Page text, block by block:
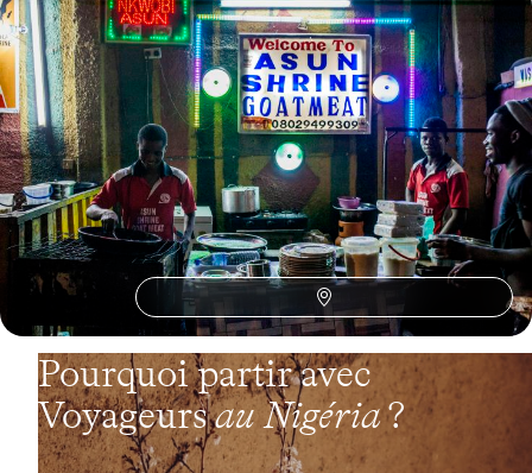
Un long week-end au Nigeria - Lagos aux avant-
postes de l’Afrique
Aller où personne ne va, aux avant-postes du continent africain !
5 jours, de 3300 à 4500 €
Toutes nos suggestions de voyages au Nigéria (1)
Pourquoi partir avec
Voyageursau Nigéria?